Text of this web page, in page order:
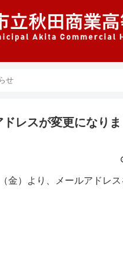
せ
レスが変更になりま
金）より、メールアドレス